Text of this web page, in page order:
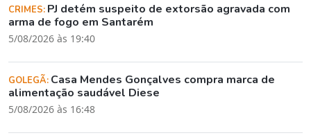
CRIMES: PJ detém suspeito de extorsão agravada com
arma de fogo em Santarém
5/08/2026 às 19:40
GOLEGÃ: Casa Mendes Gonçalves compra marca de
alimentação saudável Diese
5/08/2026 às 16:48